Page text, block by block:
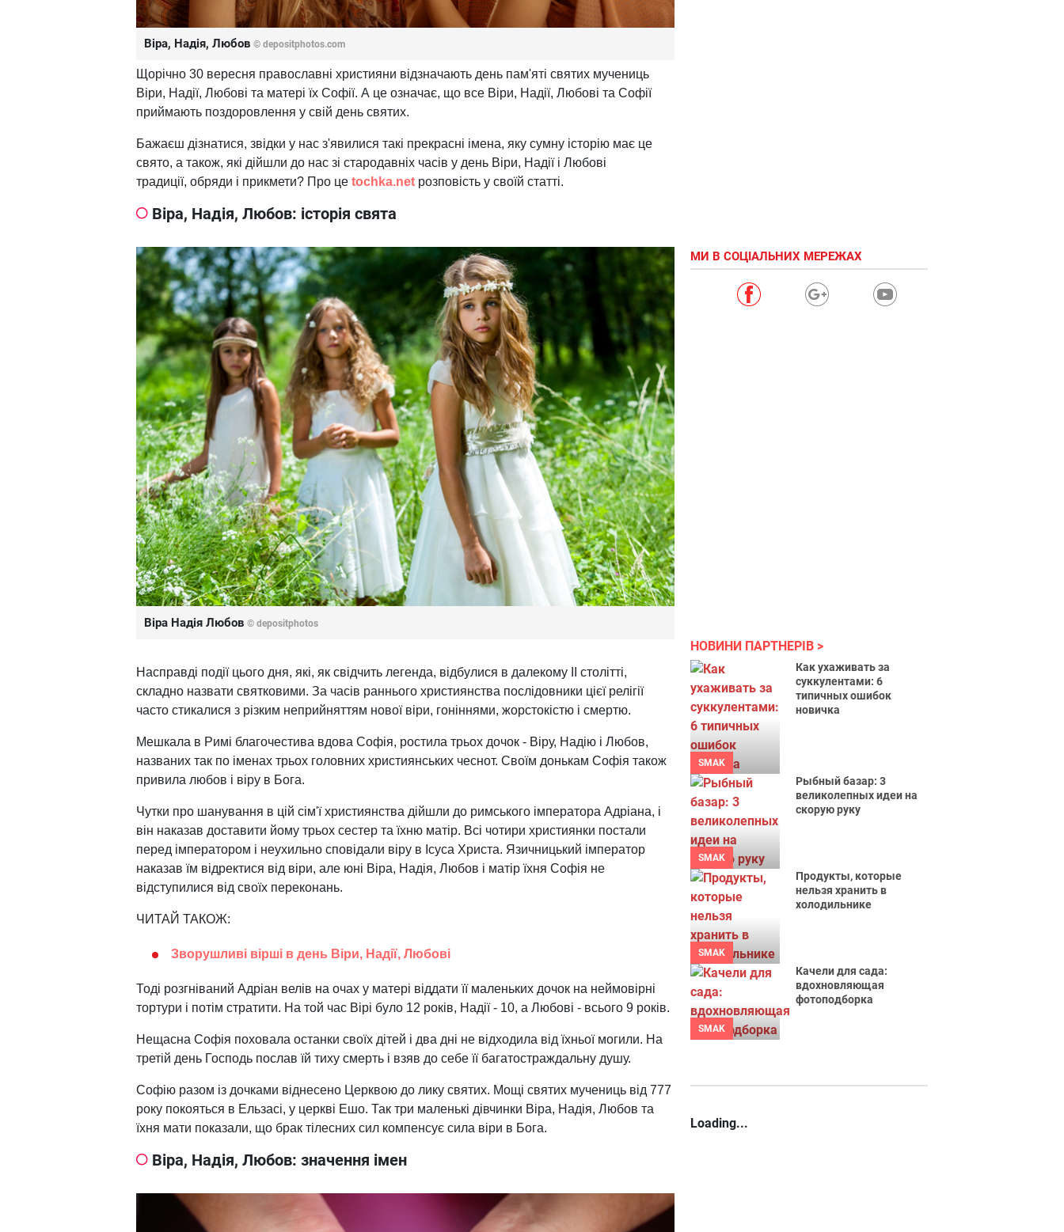
Віра, Надія, Любов © depositphotos.com
Щорічно 30 вересня православні християни відзначають день пам'яті святих мучениць
Віри, Надії, Любові та матері їх Софії. А це означає, що все Віри, Надії, Любові та Софії
приймають поздоровлення у свій день святих.
Бажаєш дізнатися, звідки у нас з'явилися такі прекрасні імена, яку сумну історію має це
свято, а також, які дійшли до нас зі стародавніх часів у день Віри, Надії і Любові
традиції, обряди і прикмети? Про це tochka.net розповість у своїй статті.
Віра, Надія, Любов: історія свята
Віра Надія Любов © depositphotos
Насправді події цього дня, які, як свідчить легенда, відбулися в далекому ІІ столітті,
складно назвати святковими. За часів раннього християнства послідовники цієї релігії
часто стикалися з різким неприйняттям нової віри, гоніннями, жорстокістю і смертю.
Мешкала в Римі благочестива вдова Софія, ростила трьох дочок - Віру, Надію і Любов,
названих так по іменах трьох головних християнських чеснот. Своїм донькам Софія також
привила любов і віру в Бога.
Чутки про шанування в цій сім'ї християнства дійшли до римського імператора Адріана, і
він наказав доставити йому трьох сестер та їхню матір. Всі чотири християнки постали
перед імператором і неухильно сповідали віру в Ісуса Христа. Язичницький імператор
наказав їм відректися від віри, але юні Віра, Надія, Любов і матір їхня Софія не
відступилися від своїх переконань.
ЧИТАЙ ТАКОЖ:
Зворушливі вірші в день Віри, Надії, Любові
Тоді розгніваний Адріан велів на очах у матері віддати її маленьких дочок на неймовірні
тортури і потім стратити. На той час Вірі було 12 років, Надії - 10, а Любові - всього 9 років.
Нещасна Софія поховала останки своїх дітей і два дні не відходила від їхньої могили. На
третій день Господь послав їй тиху смерть і взяв до себе її багатостраждальну душу.
Софію разом із дочками віднесено Церквою до лику святих. Мощі святих мучениць від 777
року покояться в Ельзасі, у церкві Ешо. Так три маленькі дівчинки Віра, Надія, Любов та
їхня мати показали, що брак тілесних сил компенсує сила віри в Бога.
Віра, Надія, Любов: значення імен
МИ В СОЦІАЛЬНИХ МЕРЕЖАХ
НОВИНИ ПАРТНЕРІВ
SMAK
Как ухаживать за
суккулентами: 6
типичных ошибок
новичка
SMAK
Рыбный базар: 3
великолепных идеи на
скорую руку
SMAK
Продукты, которые
нельзя хранить в
холодильнике
SMAK
Качели для сада:
вдохновляющая
фотоподборка
Loading...